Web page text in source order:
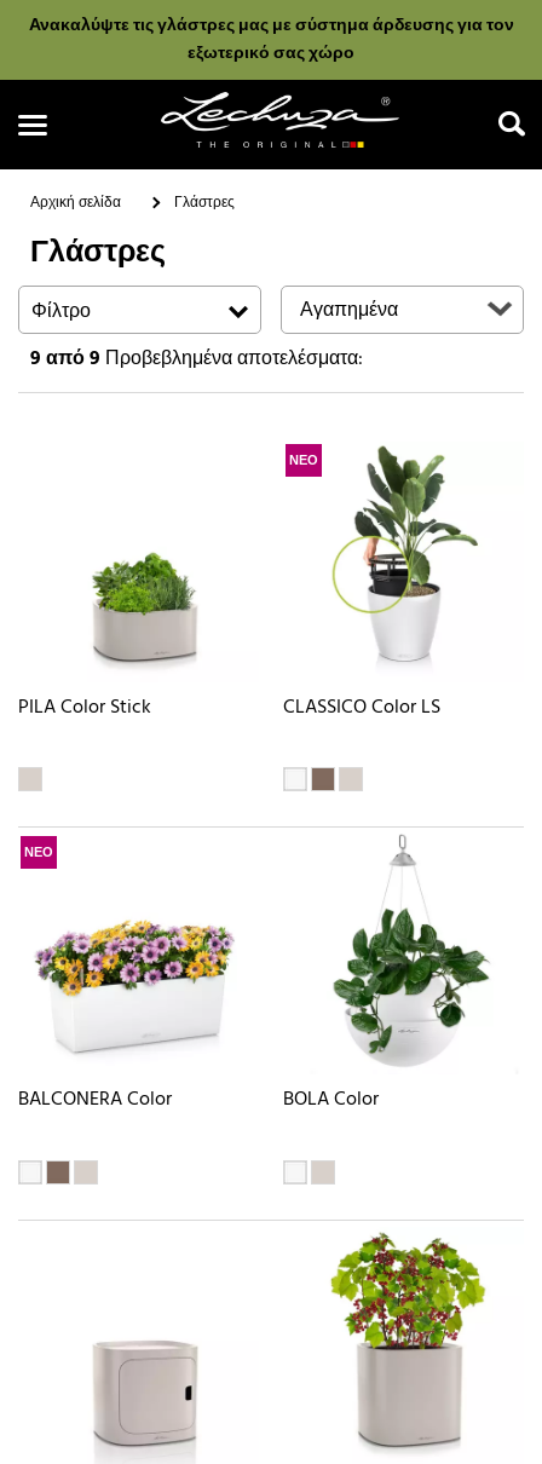
Ανακαλύψτε τις γλάστρες μας με σύστημα άρδευσης για τον
εξωτερικό σας χώρο
Αναζήτηση
Αρχική σελίδα Γλάστρες
Γλάστρες
Φίλτρο
9από 9 Προβεβλημένα αποτελέσματα:
PILA Color Stick
ΝΕΟ
CLASSICO Color LS
ΝΕΟ
BALCONERA Color BOLA Color